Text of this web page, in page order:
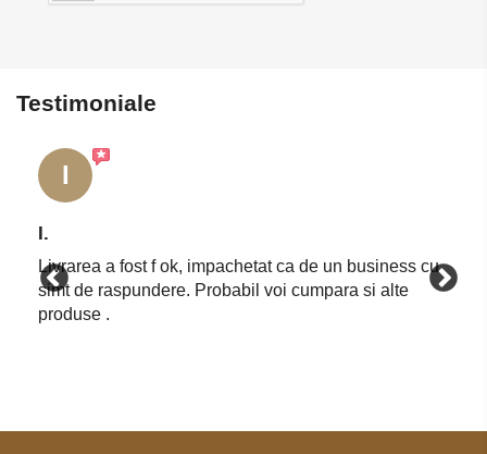
Testimoniale
I
I.
Livrarea a fost f ok, impachetat ca de un business cu
simt de raspundere. Probabil voi cumpara si alte
produse .